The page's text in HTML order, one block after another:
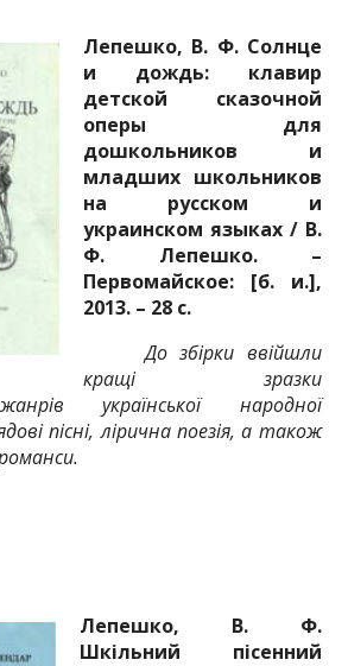
Лепешко, В. Ф. Солнце
и дождь: клавир
детской сказочной
оперы для
дошкольников и
младших школьников
на русском и
украинском языках / В.
Ф. Лепешко. –
Первомайское: [б. и.],
2013. – 28 с.
До збірки ввійшли
кращі зразки
української народної
пісні, лірична поезія, а також
Лепешко, В. Ф.
Шкільний пісенний